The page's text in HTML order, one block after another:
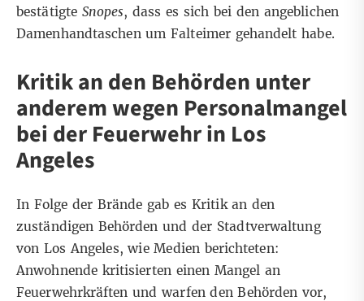
bestätigte Snopes, dass es sich bei den angeblichen
Damenhandtaschen um Falteimer gehandelt habe.
Kritik an den Behörden unter
anderem wegen Personalmangel
bei der Feuerwehr in Los
Angeles
In Folge der Brände gab es Kritik an den
zuständigen Behörden und der Stadtverwaltung
von Los Angeles, wieMedien berichteten:
Anwohnende kritisierten einen Mangel an
Feuerwehrkräften und warfen den Behörden vor,